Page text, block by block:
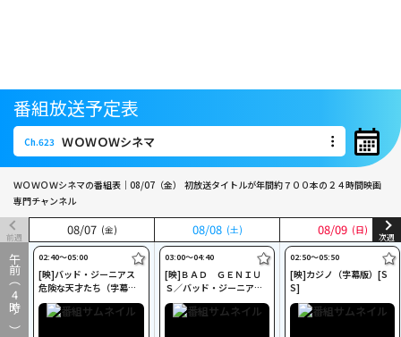
番組放送予定表
Ch.623 ＷＯＷＯＷシネマ
Ch.623 ＷＯＷＯＷシネマ
ＷＯＷＯＷシネマの番組表｜08/07（金）
初放送タイトルが年間約７００本の２４時間映画
専門チャンネル
08/07 (金) 08/08 (土) 08/09 (日)
前週 次週
午前（
4
時～）
08/07 (金) 08/08 (土) 08/09 (日)
02:40〜05:00
[映]バッド・ジーニアス
危険な天才たち（字幕
版）[PG12][SS]
03:00〜04:40
[映]ＢＡＤ ＧＥＮＩＵ
Ｓ／バッド・ジーニアス
（字幕版）[PG12][SS]
02:50〜05:50
[映]カジノ（字幕版）[S
S]